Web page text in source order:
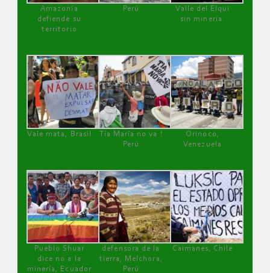
Amazonía
defiende su
territorio
Perú
Valle del Elqui
sin minería.
Vale mata, Brasil
Tía María no va !
Perú
Orinoco,
Venezuela
Pueblo Shuar
dice no a la
minería, Ecuador
defensora de la
tierra, Melchora,
Perú
Caimanes, Chile